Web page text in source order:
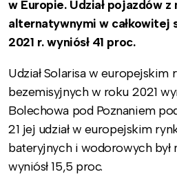
w Europie. Udział pojazdów z
alternatywnymi w całkowitej
2021 r. wyniósł 41 proc.
Udział Solarisa w europejskim
bezemisyjnych w roku 2021
Bolechowa pod Poznaniem
21 jej udział w europejskim
bateryjnych i wodorowych był
wyniósł 15,5 proc.